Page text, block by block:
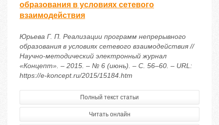
образования в условиях сетевого
взаимодействия
Юрьева Г. П. Реализации программ непрерывного
образования в условиях сетевого взаимодействия //
Научно-методический электронный журнал
«Концепт». – 2015. – № 6 (июнь). – С. 56–60. – URL:
https://e-koncept.ru/2015/15184.htm
Полный текст статьи
Читать онлайн